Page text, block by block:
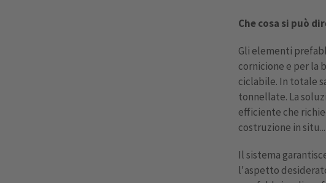
Che cosa si può
Gli elementi
cornicione e per la
ciclabile. In totale
tonnellate. La
efficiente che
costruzione in situ...
Il sistema
l'aspetto